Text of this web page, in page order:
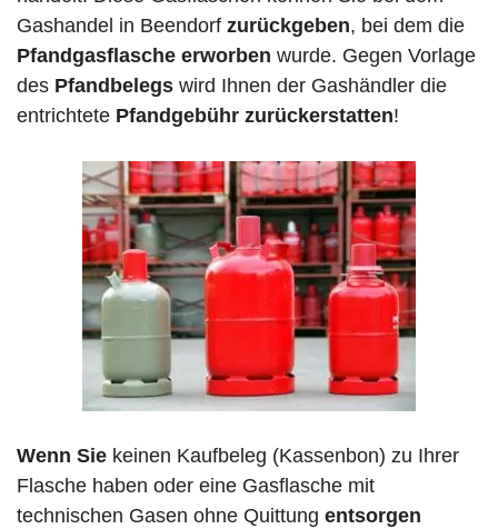
Gashandel in Beendorf zurückgeben, bei dem die
Pfandgasflasche erworben wurde. Gegen Vorlage
des Pfandbelegs wird Ihnen der Gashändler die
entrichtete Pfandgebühr zurückerstatten!
Wenn Sie keinen Kaufbeleg (Kassenbon) zu Ihrer
Flasche haben oder eine Gasflasche mit
technischen Gasen ohne Quittung entsorgen